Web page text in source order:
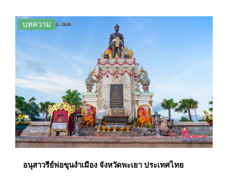
อีกด้วย วันนี้ทาง Palanla จึงได้รวบรวมสถานที่ท่อง
เที่ยวที่เป็นไฮไลท์ของจังหวัดพะเยามาฝากทุกท่าน
เพื่อเป็นแนวทางในการจัดทริปเที่ยวเหนือกันในวัด
หยุดที่กำลังจะมาถึงนี้
บทความ
อนุสาวรีย์พ่อขุนงำเมือง จังหวัดพะเยา ประเทศไทย